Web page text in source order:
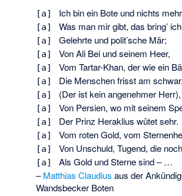
[a] Ich bin ein Bote und nichts
[a] Was man mir gibt, das bring’
[a] Gelehrte und polit’sche Mär;
[a] Von Ali Bei und seinem Heer,
[a] Vom Tartar-Khan, der wie ein
[a] Die Menschen frisst am
[a] (Der ist kein angenehmer Herr),
[a] Von Persien, wo mit seinem
[a] Der Prinz Heraklius wütet sehr.
[a] Vom roten Gold, vom
[a] Von Unschuld, Tugend, die
[a]
Als Gold und Sterne sind – …
–Matthias Claudius aus der
Wandsbecker Boten